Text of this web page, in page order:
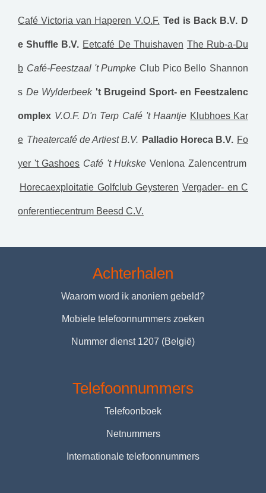
Café Victoria van Haperen V.O.F. Ted is Back B.V. D
e Shuffle B.V. Eetcafé De Thuishaven The Rub-a-Du
b Café-Feestzaal 't Pumpke Club Pico Bello Shannon
s De Wylderbeek 't Brugeind Sport- en Feestzalenc
omplex V.O.F. D'n Terp Café 't Haantje Klubhoes Kar
e Theatercafé de Artiest B.V. Palladio Horeca B.V. Fo
yer 't Gashoes Café 't Hukske Venlona Zalencentrum
Horecaexploitatie Golfclub Geysteren Vergader- en C
onferentiecentrum Beesd C.V.
Achterhalen
Waarom word ik anoniem gebeld?
Mobiele telefoonnummers zoeken
Nummer dienst 1207 (België)
Telefoonnummers
Telefoonboek
Netnummers
Internationale telefoonnummers